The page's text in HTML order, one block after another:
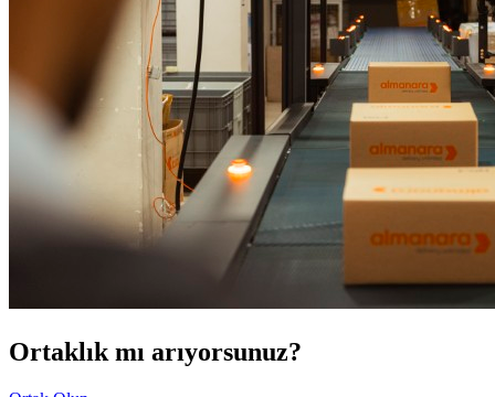
Ortaklık mı arıyorsunuz?